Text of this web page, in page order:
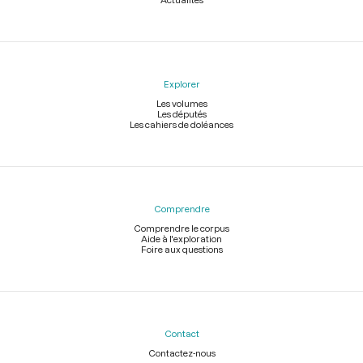
Explorer
Les volumes
Les députés
Les cahiers de doléances
Comprendre
Comprendre le corpus
Aide à l'exploration
Foire aux questions
Contact
Contactez-nous